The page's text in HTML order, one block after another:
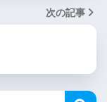
次の記事